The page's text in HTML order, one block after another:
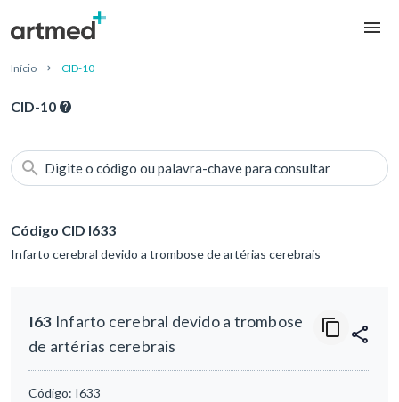
Início CID-10
CID-10
Digite o código ou palavra-chave para consultar
Código CID I633
Infarto cerebral devido a trombose de artérias cerebrais
I63 Infarto cerebral devido a trombose
de artérias cerebrais
Código: I633